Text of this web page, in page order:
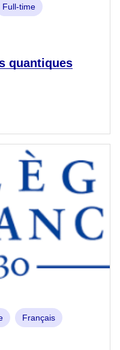
Full-time
quantiques
Français